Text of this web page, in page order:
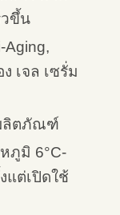
วขึ้น
เจล เซรั่ม
ลิตภัณฑ์
ภูมิ 6°C-
แต่เปิดใช้